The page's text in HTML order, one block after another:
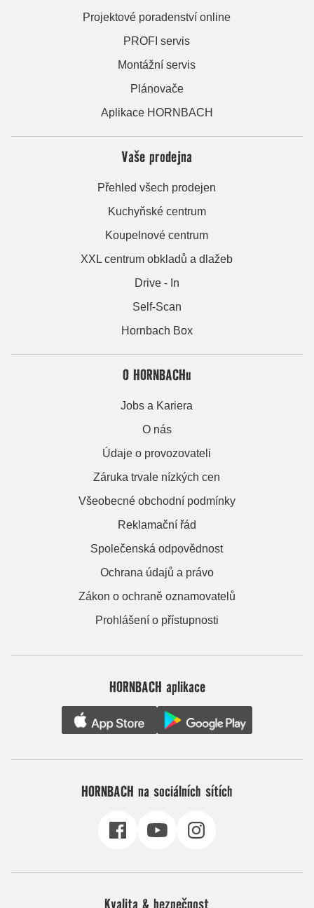
Projektové poradenství online
PROFI servis
Montážní servis
Plánovače
Aplikace HORNBACH
Vaše prodejna
Přehled všech prodejen
Kuchyňské centrum
Koupelnové centrum
XXL centrum obkladů a dlažeb
Drive - In
Self-Scan
Hornbach Box
O HORNBACHu
Jobs a Kariera
O nás
Údaje o provozovateli
Záruka trvale nízkých cen
Všeobecné obchodní podmínky
Reklamační řád
Společenská odpovědnost
Ochrana údajů a právo
Zákon o ochraně oznamovatelů
Prohlášení o přístupnosti
HORNBACH aplikace
HORNBACH na sociálních sítích
Kvalita & bezpečnost